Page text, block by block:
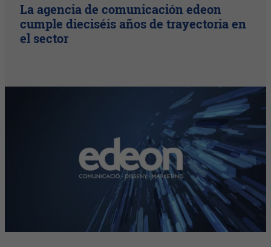
La agencia de comunicación edeon
cumple dieciséis años de trayectoria en
el sector